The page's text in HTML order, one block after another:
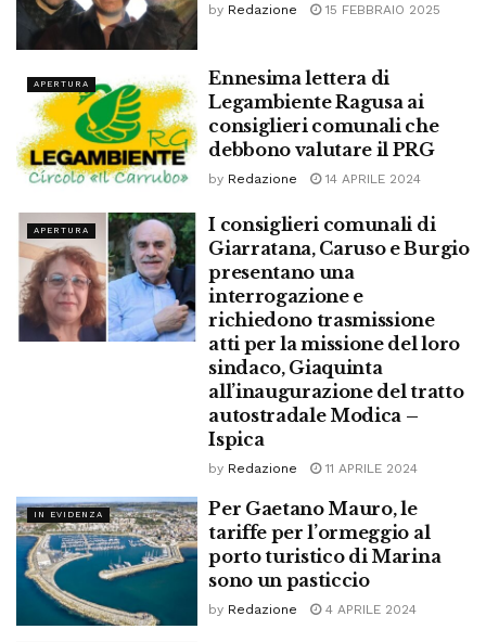
by Redazione 15 FEBBRAIO 2025
APERTURA
Ennesima lettera di
Legambiente Ragusa ai
consiglieri comunali che
debbono valutare il PRG
by Redazione 14 APRILE 2024
APERTURA
I consiglieri comunali di
Giarratana, Caruso e Burgio
presentano una
interrogazione e
richiedono trasmissione
atti per la missione del loro
sindaco, Giaquinta
all’inaugurazione del tratto
autostradale Modica –
Ispica
by Redazione 11 APRILE 2024
IN EVIDENZA
Per Gaetano Mauro, le
tariffe per l’ormeggio al
porto turistico di Marina
sono un pasticcio
by Redazione 4 APRILE 2024